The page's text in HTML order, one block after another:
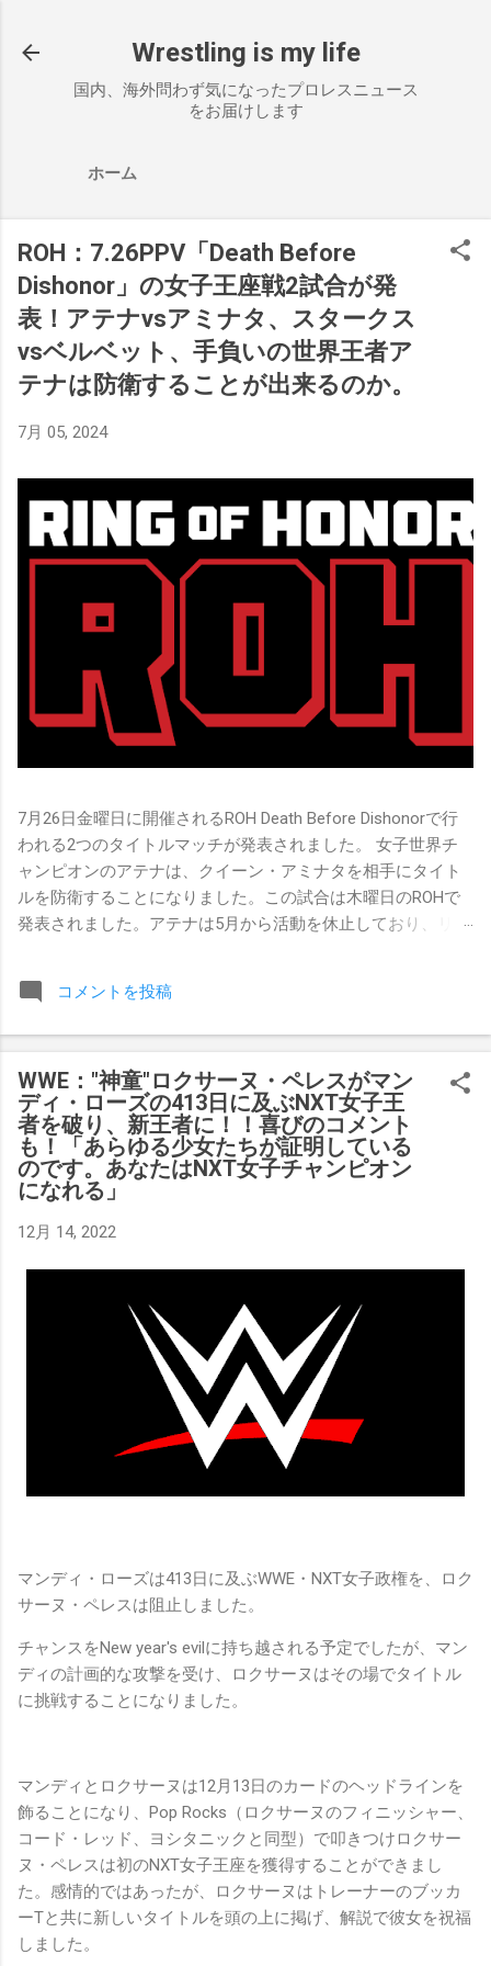
Wrestling is my life
国内、海外問わず気になったプロレスニュース
をお届けします
ホーム
ROH：7.26PPV「Death Before
Dishonor」の女子王座戦2試合が発
表！アテナvsアミナタ、スタークス
vsベルベット、手負いの世界王者ア
テナは防衛することが出来るのか。
7月 05, 2024
7月26日金曜日に開催されるROH Death Before Dishonorで行
われる2つのタイトルマッチが発表されました。 女子世界チ
ャンピオンのアテナは、クイーン・アミナタを相手にタイト
ルを防衛することになりました。この試合は木曜日のROHで
発表されました。アテナは5月から活動を休止しており、リン
女子世界チャンピオンは5月の最後の試合で怪我の恐怖に苦し
みましたが、それはストーリーの中で誇張されています。 ア
でタイトルを防衛します。PPVでレッド・ベルベッドを相手
にROH Women's TV 王座の防衛戦を行います。 木曜日の放送
では、リー・モリアーティーがROH Pure Championship
Proving Groundの試合でウィーラー・ユータとタイムリミット
で引き分けたので、チャンピオンシップへのチャンスを手に
入れましたが、まだPPVでは公式に発表されていません。
コメントを投稿
WWE："神童"ロクサーヌ・ペレスがマン
ディ・ローズの413日に及ぶNXT女子王
者を破り、新王者に！！喜びのコメント
も！「あらゆる少女たちが証明している
のです。あなたはNXT女子チャンピオン
になれる」
12月 14, 2022
マンディ・ローズは413日に及ぶWWE・NXT女子政権を、ロク
サーヌ・ペレスは阻止しました。
チャンスをNew year's evilに持ち越される予定でしたが、マン
ディの計画的な攻撃を受け、ロクサーヌはその場でタイトル
に挑戦することになりました。
マンディとロクサーヌは12月13日のカードのヘッドラインを
飾ることになり、Pop Rocks（ロクサーヌのフィニッシャー、
コード・レッド、ヨシタニックと同型）で叩きつけロクサー
ヌ・ペレスは初のNXT女子王座を獲得することができまし
た。感情的ではあったが、ロクサーヌはトレーナーのブッカ
ーTと共に新しいタイトルを頭の上に掲げ、解説で彼女を祝福
しました。